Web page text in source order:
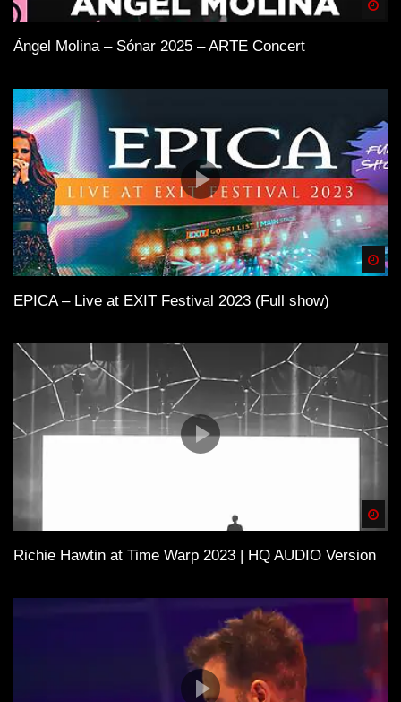
Ángel Molina – Sónar 2025 – ARTE Concert
EPICA – Live at EXIT Festival 2023 (Full show)
Richie Hawtin at Time Warp 2023 | HQ AUDIO Version